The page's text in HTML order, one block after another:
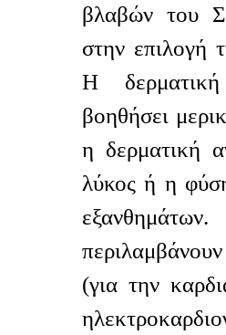
βλαβών του
στην επιλογή
Η
βοηθήσει
η δερματική
λύκος ή η
(για την